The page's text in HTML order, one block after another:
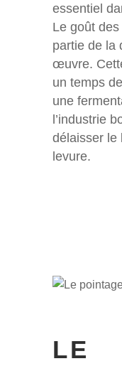
essentiel
Le goût
partie de la
œuvre.
un temps
une
l’industrie
délaisser le
levure.
LE